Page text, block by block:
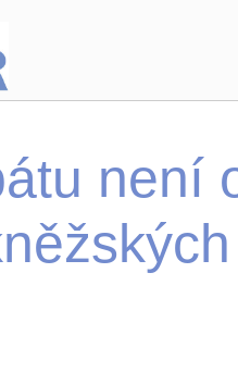
není